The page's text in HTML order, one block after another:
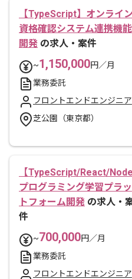
【TypeScript】オンライン
資格確認システム連携機能
開発 の求人・案件
~1,150,000円／月
業務委託
フロントエンドエンジニア
芝公園（東京都）
【TypeScript/React/
プログラミング学習プラッ
トフォーム開発 の求人・
件
~700,000円／月
業務委託
フロントエンドエンジニア